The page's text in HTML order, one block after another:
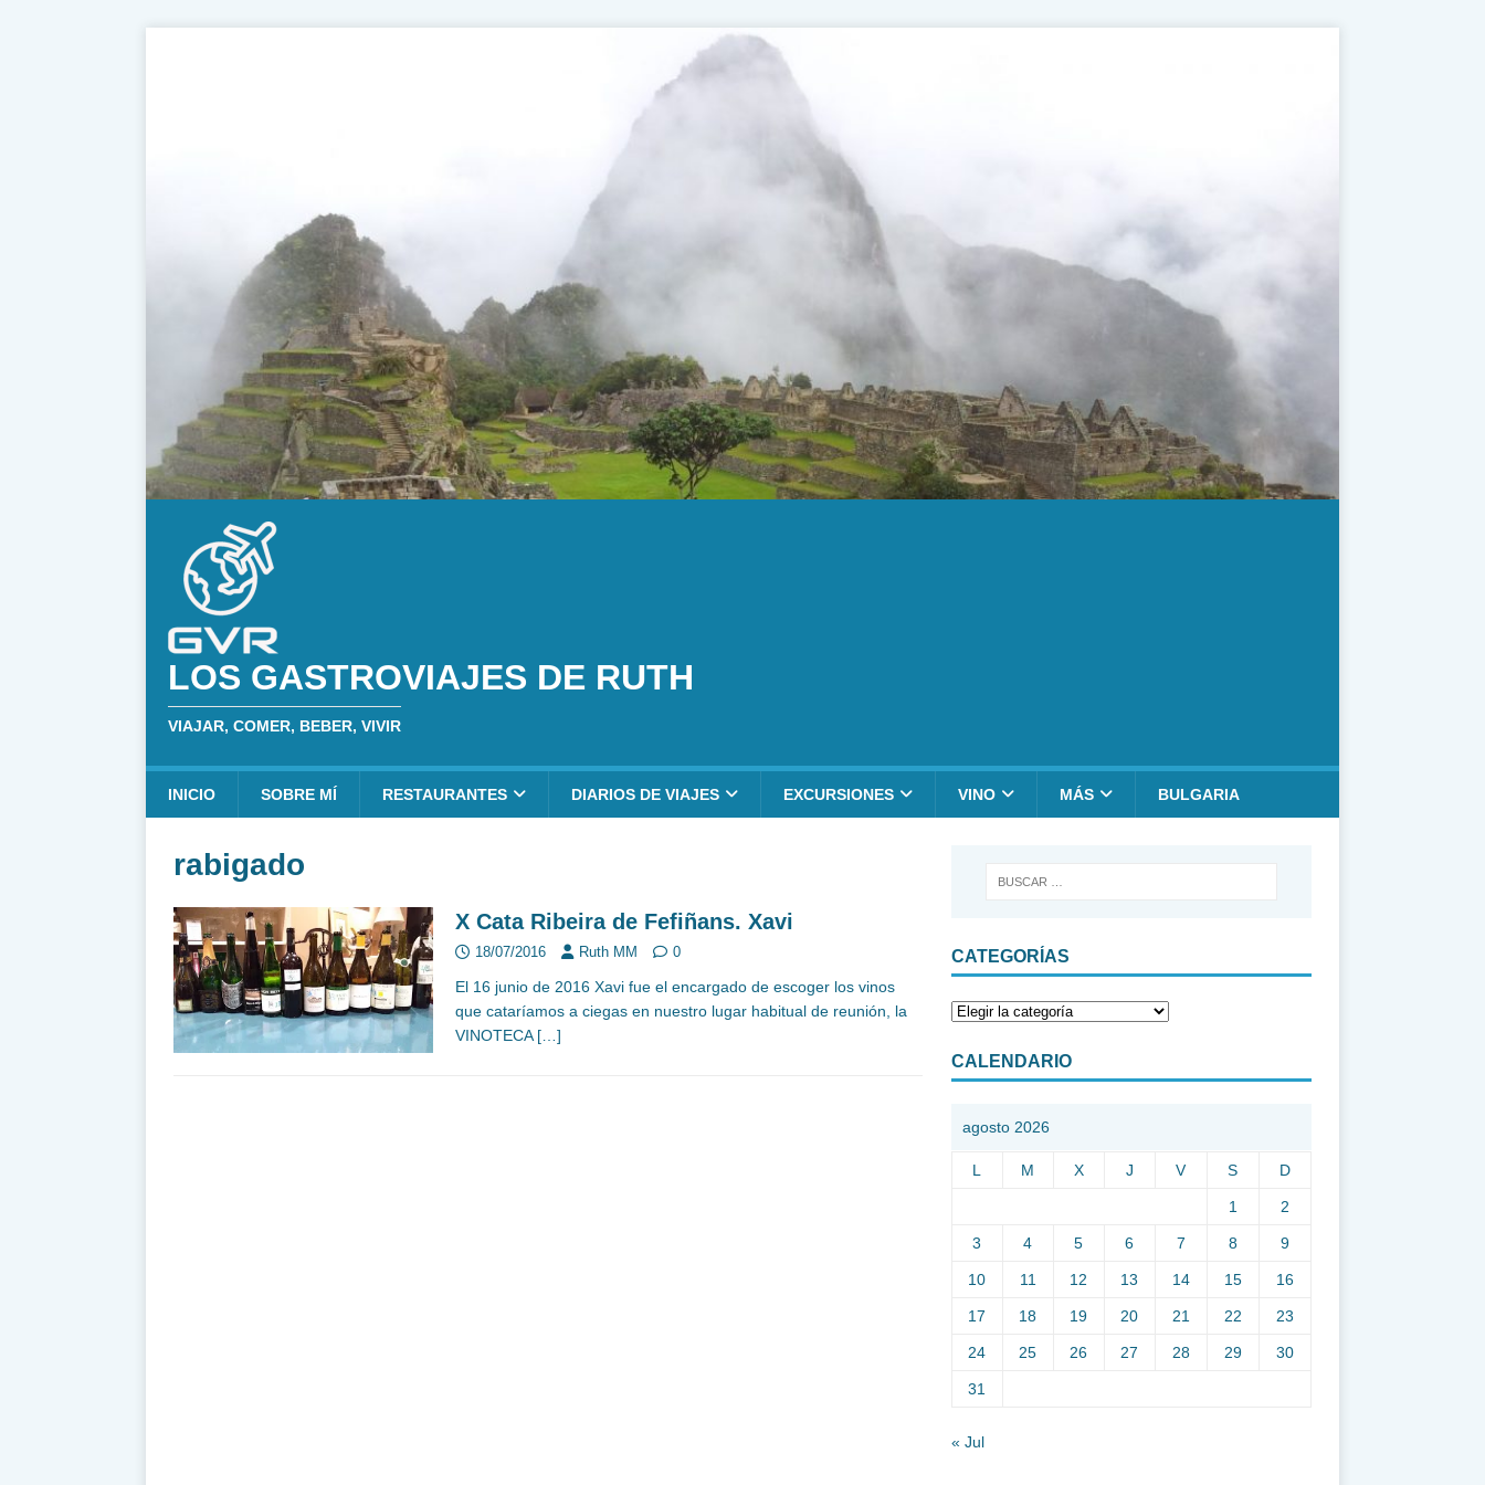
LOS GASTROVIAJES DE RUTH
VIAJAR, COMER, BEBER, VIVIR
INICIO SOBRE MÍ RESTAURANTES DIARIOS DE VIAJES EXCURSIONES VINO MÁS BULGARIA
rabigado
X Cata Ribeira de Fefiñans. Xavi
18/07/2016 Ruth MM 0
El 16 junio de 2016 Xavi fue el encargado de escoger los vinos
que cataríamos a ciegas en nuestro lugar habitual de reunión, la
VINOTECA […]
CATEGORÍAS
CALENDARIO
agosto 2026
L M X J V S D
1 2
3 4 5 6 7 8 9
10 11 12 13 14 15 16
17 18 19 20 21 22 23
24 25 26 27 28 29 30
31
« Jul